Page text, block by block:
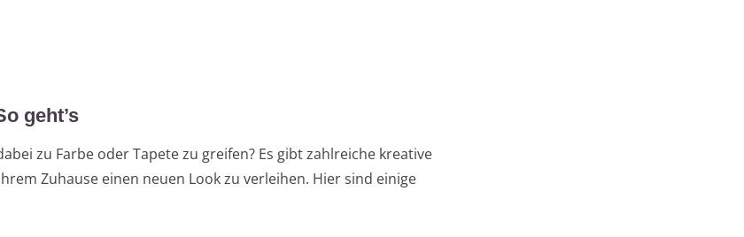
geht’s
zu Farbe oder Tapete zu greifen? Es gibt zahlreiche kreative
Zuhause einen neuen Look zu verleihen. Hier sind einige